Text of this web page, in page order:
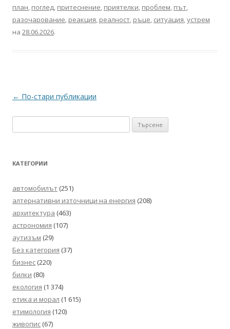
план, поглед, притеснение, приятелки, проблем, път,
разочарование, реакция, реалност, ръце, ситуация,устрем
на 28.06.2026.
Навигация
← По-стари публикации
за:
КАТЕГОРИИ
автомобилът (251)
алтернативни източници на енергия (208)
архитектура (463)
астрономия (107)
аутизъм (29)
Без категория (37)
бизнес (220)
билки (80)
екология (1 374)
етика и морал (1 615)
етимология (120)
живопис (67)